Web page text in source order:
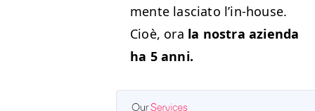
mente las­ci­a­to l’in-house.
Cioè, ora la nos­tra azien­da
ha 5 anni.